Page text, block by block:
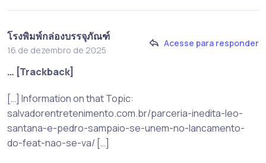
โรงพิมพ์กล่องบรรจุภัณฑ์
16 de dezembro de 2025
Acesse para responder
… [Trackback]
[…] Information on that Topic:
salvadorentretenimento.com.br/parceria-inedita-leo-
santana-e-pedro-sampaio-se-unem-no-lancamento-
do-feat-nao-se-va/ […]